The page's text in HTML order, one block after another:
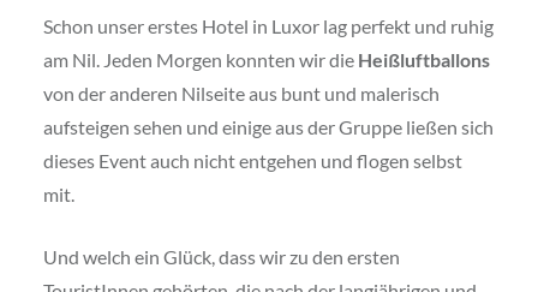
Schon unser erstes Hotel in Luxor lag perfekt und ruhig
am Nil. Jeden Morgen konnten wir die Heißluftballons
von der anderen Nilseite aus bunt und malerisch
aufsteigen sehen und einige aus der Gruppe ließen sich
dieses Event auch nicht entgehen und flogen selbst
mit.
Und welch ein Glück, dass wir zu den ersten